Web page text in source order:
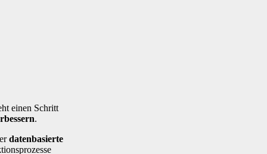
einen Schritt
.
datenbasierte